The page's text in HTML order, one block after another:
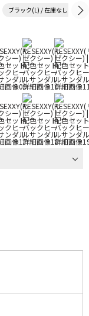
ブラック(L) / 在庫なし